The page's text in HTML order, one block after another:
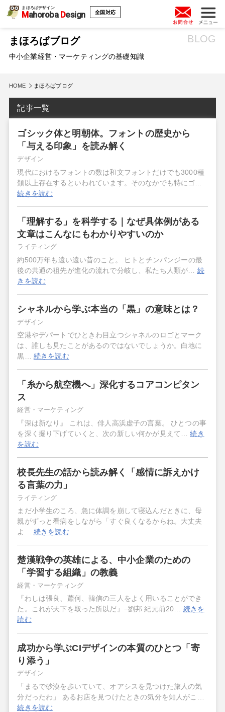
まほろばデザイン
Mahoroba Design 全国対応
まほろばブログ BLOG
中小企業経営・マーケティングの基礎知識
HOME まほろばブログ
記事一覧
ゴシック体と明朝体。フォントの歴史から
「与える印象」を読み解く
デザイン
現代におけるフォントの数は和文フォントだけでも3000種
類以上存在するといわれています。そのなかでも特にゴ…
続きを読む
「理解する」を科学する｜なぜ具体例がある
文章はこんなにもわかりやすいのか
ライティング
約500万年も遠い遠い昔のこと。 ヒトとチンパンジーの最
後の共通の祖先が進化の流れで分岐し、私たち人類が… 続
きを読む
シャネルから学ぶ本当の「黒」の意味とは？
デザイン
空港やデパートでひときわ目立つシャネルのロゴとマーク
は、誰しも見たことがあるのではないでしょうか。白地に
黒… 続きを読む
「糸から航空機へ」深化するコアコンピタン
ス
経営・マーケティング
『深は新なり』 これは、俳人高浜虚子の言葉。 ひとつの事
を深く掘り下げていくと、次の新しい何かが見えて…続き
を読む
校長先生の話から読み解く「感情に訴えかけ
る言葉の力」
ライティング
まだ小学生のころ、急に体調を崩して寝込んだときに、母
親がずっと看病をしながら「すぐ良くなるからね。大丈夫
よ… 続きを読む
楚漢戦争の英雄による、中小企業のための
「学習する組織」の教義
経営・マーケティング
『わしは張良、蕭何、韓信の三人をよく用いることができ
た。これが天下を取った所以だ』−劉邦 紀元前20… 続きを
読む
成功から学ぶCIデザインの本質のひとつ「寄
り添う」
デザイン
「まるで砂漠を歩いていて、オアシスを見つけた旅人の気
分だったわ」 あるお店を見つけたときの気分を知人がこ…
続きを読む